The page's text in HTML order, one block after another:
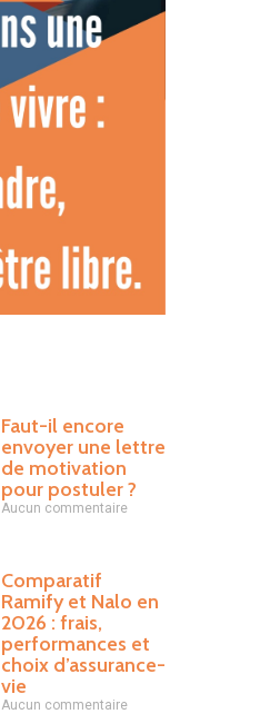
Faut-il encore
envoyer une lettre
de motivation
pour postuler ?
Aucun commentaire
Comparatif
Ramify et Nalo en
2026 : frais,
performances et
choix d’assurance-
vie
Aucun commentaire